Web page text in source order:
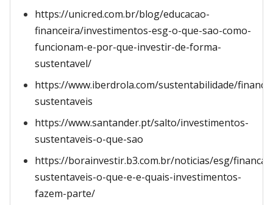
https://unicred.com.br/blog/educacao-
financeira/investimentos-esg-o-que-sao-como-
funcionam-e-por-que-investir-de-forma-
sustentavel/
https://www.iberdrola.com/sustentabilidade/
sustentaveis
https://www.santander.pt/salto/investimentos-
sustentaveis-o-que-sao
https://borainvestir.b3.com.br/noticias/esg/
sustentaveis-o-que-e-e-quais-investimentos-
fazem-parte/